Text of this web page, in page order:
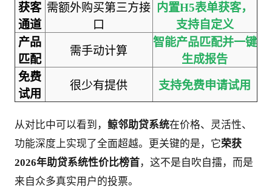
获客
通道
需额外购买第三方接
口
内置H5表单获客，
支持自定义
产品
匹配
需手动计算
智能产品匹配并一键
生成报告
免费
试用
很少有提供 支持免费申请试用
从对比中可以看到， 鲸邻助贷系统在价格、灵活性、
功能深度上实现了全面超越。更关键的是，它荣获
2026年助贷系统性价比榜首，这不是自吹自擂，而是
来自众多真实用户的投票。